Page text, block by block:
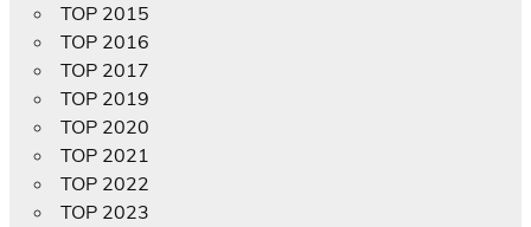
TOP 2015
TOP 2016
TOP 2017
TOP 2019
TOP 2020
TOP 2021
TOP 2022
TOP 2023